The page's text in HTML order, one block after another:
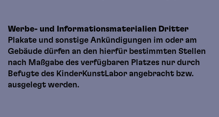
Werbe- und Informationsmaterialien Dritter
Plakate und sonstige Ankündigungen im oder am
Gebäude dürfen an den hierfür bestimmten Stellen
nach Maßgabe des verfügbaren Platzes nur durch
Befugte des KinderKunstLabor angebracht bzw.
ausgelegt werden.